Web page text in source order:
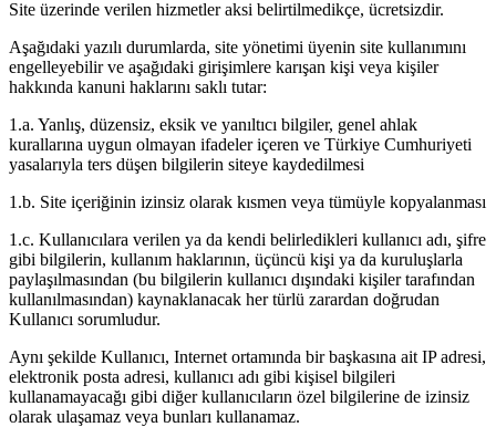
Site üzerinde verilen hizmetler aksi belirtilmedikçe, ücretsizdir.
Aşağıdaki yazılı durumlarda, site yönetimi üyenin site kullanımını
engelleyebilir ve aşağıdaki girişimlere karışan kişi veya kişiler
hakkında kanuni haklarını saklı tutar:
1.a. Yanlış, düzensiz, eksik ve yanıltıcı bilgiler, genel ahlak
kurallarına uygun olmayan ifadeler içeren ve Türkiye Cumhuriyeti
yasalarıyla ters düşen bilgilerin siteye kaydedilmesi
1.b. Site içeriğinin izinsiz olarak kısmen veya tümüyle kopyalanması
1.c. Kullanıcılara verilen ya da kendi belirledikleri kullanıcı adı, şifre
gibi bilgilerin, kullanım haklarının, üçüncü kişi ya da kuruluşlarla
paylaşılmasından (bu bilgilerin kullanıcı dışındaki kişiler tarafından
kullanılmasından) kaynaklanacak her türlü zarardan doğrudan
Kullanıcı sorumludur.
Aynı şekilde Kullanıcı, Internet ortamında bir başkasına ait IP adresi,
elektronik posta adresi, kullanıcı adı gibi kişisel bilgileri
kullanamayacağı gibi diğer kullanıcıların özel bilgilerine de izinsiz
olarak ulaşamaz veya bunları kullanamaz.